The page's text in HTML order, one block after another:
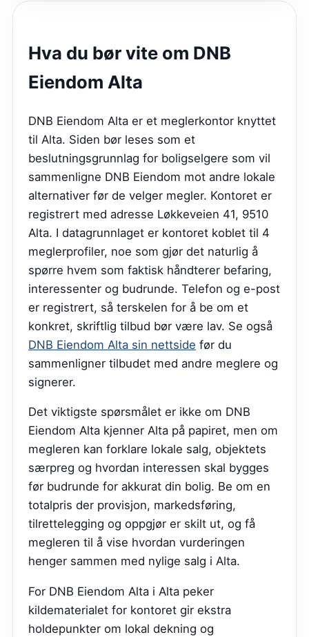
Hva du bør vite om DNB
Eiendom Alta
DNB Eiendom Alta er et meglerkontor knyttet
til Alta. Siden bør leses som et
beslutningsgrunnlag for boligselgere som vil
sammenligne DNB Eiendom mot andre lokale
alternativer før de velger megler. Kontoret er
registrert med adresse Løkkeveien 41, 9510
Alta. I datagrunnlaget er kontoret koblet til 4
meglerprofiler, noe som gjør det naturlig å
spørre hvem som faktisk håndterer befaring,
interessenter og budrunde. Telefon og e-post
er registrert, så terskelen for å be om et
konkret, skriftlig tilbud bør være lav. Se også
DNB Eiendom Alta sin nettside før du
sammenligner tilbudet med andre meglere og
signerer.
Det viktigste spørsmålet er ikke om DNB
Eiendom Alta kjenner Alta på papiret, men om
megleren kan forklare lokale salg, objektets
særpreg og hvordan interessen skal bygges
før budrunde for akkurat din bolig. Be om en
totalpris der provisjon, markedsføring,
tilrettelegging og oppgjør er skilt ut, og få
megleren til å vise hvordan vurderingen
henger sammen med nylige salg i Alta.
For DNB Eiendom Alta i Alta peker
kildematerialet for kontoret gir ekstra
holdepunkter om lokal dekning og